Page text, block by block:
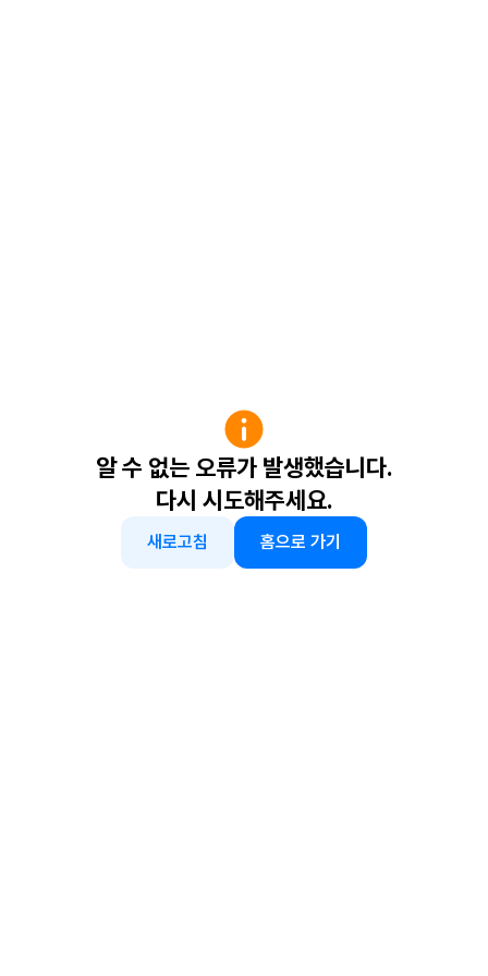
알 수 없는 오류가 발생했습니다.
다시 시도해주세요.
새로고침 홈으로 가기